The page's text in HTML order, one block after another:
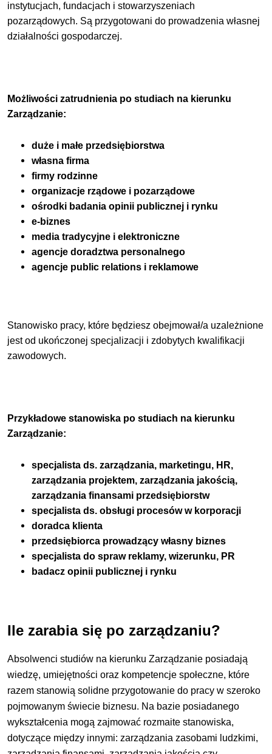
instytucjach, fundacjach i stowarzyszeniach
pozarządowych. Są przygotowani do prowadzenia własnej
działalności gospodarczej.
Możliwości zatrudnienia po studiach na kierunku
Zarządzanie:
duże i małe przedsiębiorstwa
własna firma
firmy rodzinne
organizacje rządowe i pozarządowe
ośrodki badania opinii publicznej i rynku
e-biznes
media tradycyjne i elektroniczne
agencje doradztwa personalnego
agencje public relations i reklamowe
Stanowisko pracy, które będziesz obejmował/a uzależnione
jest od ukończonej specjalizacji i zdobytych kwalifikacji
zawodowych.
Przykładowe stanowiska po studiach na kierunku
Zarządzanie:
specjalista ds. zarządzania, marketingu, HR,
zarządzania projektem, zarządzania jakością,
zarządzania finansami przedsiębiorstw
specjalista ds. obsługi procesów w korporacji
doradca klienta
przedsiębiorca prowadzący własny biznes
specjalista do spraw reklamy, wizerunku, PR
badacz opinii publicznej i rynku
Ile zarabia się po zarządzaniu?
Absolwenci studiów na kierunku Zarządzanie posiadają
wiedzę, umiejętności oraz kompetencje społeczne, które
razem stanowią solidne przygotowanie do pracy w szeroko
pojmowanym świecie biznesu. Na bazie posiadanego
wykształcenia mogą zajmować rozmaite stanowiska,
dotyczące między innymi: zarządzania zasobami ludzkimi,